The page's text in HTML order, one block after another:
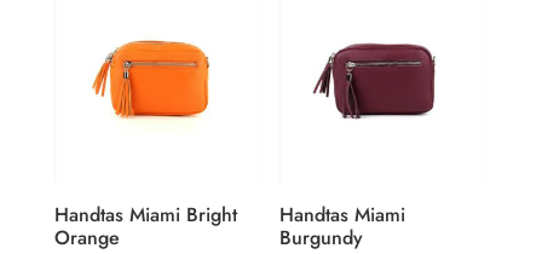
Handtas Miami Bright
Orange
Handtas Miami
Burgundy